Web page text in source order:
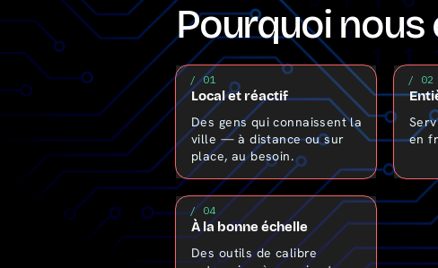
Pourquoi nous
/ 01
Local et réactif
Des gens qui connaissent la
ville — à distance ou sur
place, au besoin.
/ 02
en
/ 04
À la bonne échelle
Des outils de calibre